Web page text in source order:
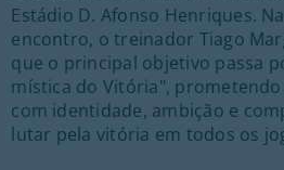
Estádio D. Afonso Henriques.
encontro, o treinador Tiago
que o principal objetivo passa
mística do Vitória",
com identidade, ambição e
lutar pela vitória em todos os